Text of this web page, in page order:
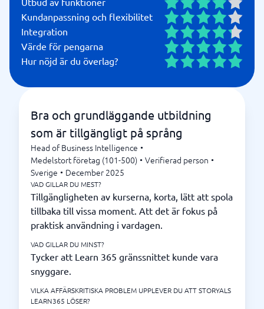
Kundanpassning och flexibilitet
Integration
Värde för pengarna
Hur nöjd är du överlag?
Bra och grundläggande utbildning
som är tillgängligt på språng
Head of Business Intelligence •
Medelstort företag (101-500) • Verifierad person •
Sverige • December 2025
VAD GILLAR DU MEST?
Tillgängligheten av kurserna, korta, lätt att spola
tillbaka till vissa moment. Att det är fokus på
praktisk användning i vardagen.
VAD GILLAR DU MINST?
Tycker att Learn 365 gränssnittet kunde vara
snyggare.
VILKA AFFÄRSKRITISKA PROBLEM UPPLEVER DU ATT STORYALS
LEARN365 LÖSER?